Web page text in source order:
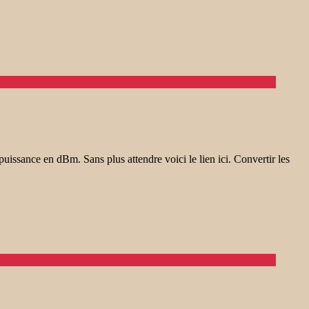
en dBm. Sans plus attendre voici le lien ici. Convertir les